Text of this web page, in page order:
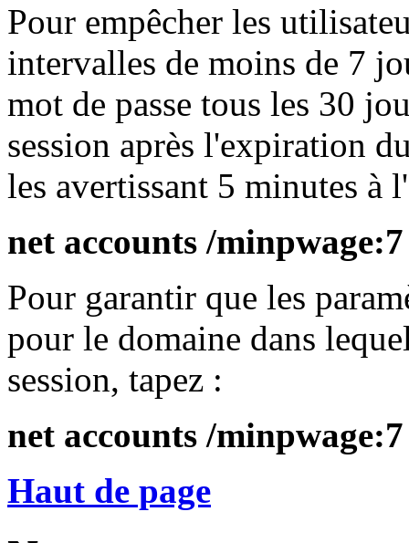
Pour empêcher les
intervalles de moins de 7
mot de passe tous les 30
session après l'expiration
les avertissant 5 minutes à
net accounts /
Pour garantir que les
pour le domaine dans
session, tapez :
net accounts /
Haut de page